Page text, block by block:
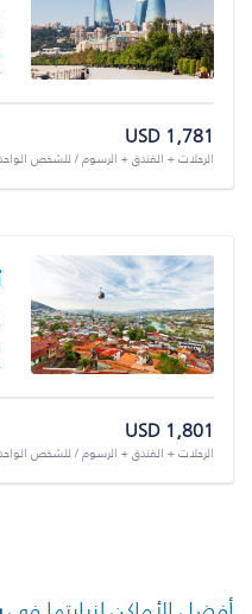
USD 1,781
الرحلات + الفندق + الرسوم / للشخص
USD 1,801
الرحلات + الفندق + الرسوم / للشخص